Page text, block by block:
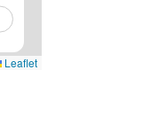
Leaflet